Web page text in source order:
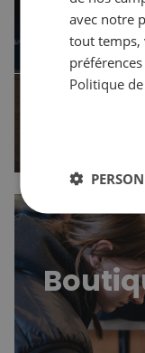
Vous
https://
avec notre
tout temps,
Politique